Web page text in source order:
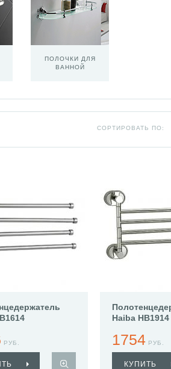
ПОЛОЧКИ ДЛЯ
ВАННОЙ
СОРТИРОВАТЬ ПО:
РУБ.
Haiba HB1914
1754 РУБ.
КУПИТЬ